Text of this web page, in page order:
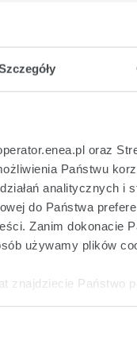
oraz
Państwu
analitycznych i
do Państwa
Zanim dokonacie
używamy plików
znajdziecie Państwo
sztucznej
(cz.I)
(cz.II)